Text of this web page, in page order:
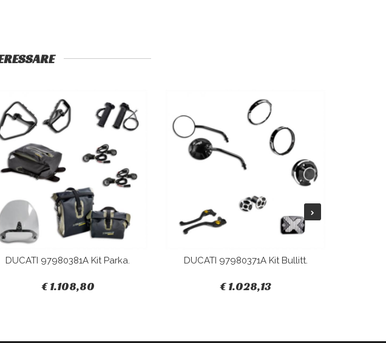
DUCATI 97980381A Kit Parka.
€ 1.108,80
DUCATI 97980371A Kit Bullitt.
€ 1.028,13